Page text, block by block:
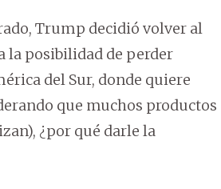
Trump decidió volver al
la posibilidad de perder
del Sur, donde quiere
que muchos productos
¿por qué darle la